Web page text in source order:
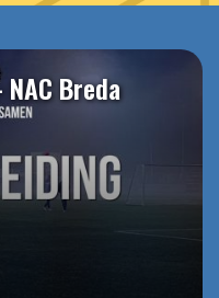
Breda